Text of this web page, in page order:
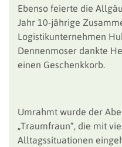
Ebenso feierte die
Jahr 10-jährige
Logistikunternehmen
Dennenmoser dankte
einen Geschenkkorb.
Umrahmt wurde der
„Traumfraun“, die mit
Alltagssituationen